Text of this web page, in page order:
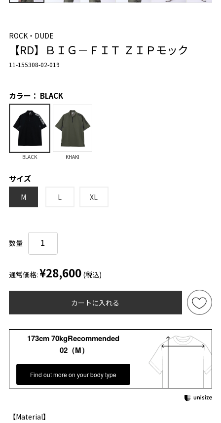
ROCK・DUDE
【RD】ＢＩＧ－ＦＩＴ ＺＩＰモック
11-155308-02-019
カラー： BLACK
BLACK KHAKI
サイズ
M L XL
数量
通常価格: ¥28,600 (税込)
カートに入れる
173cm 70kgRecommended
02（M）
Find out more on your body type
【Material】